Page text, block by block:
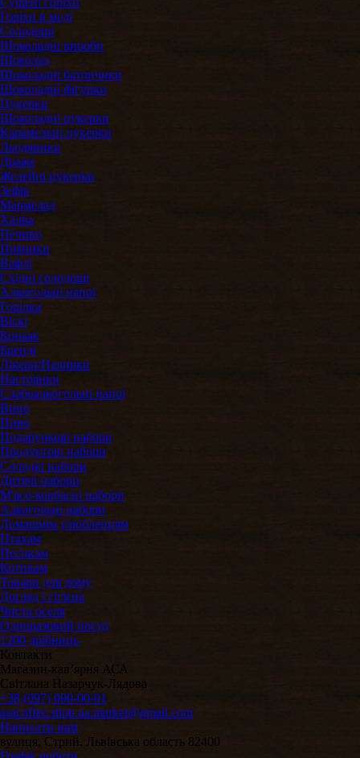
Горіхи в меді
Солодощі
Шоколадні вироби
Шоколад
Шоколадні батончики
Шоколадні фігурки
Цукерки
Шоколадні цукерки
Карамельні цукерки
Льодяники
Драже
Желейні цукерки
Зефір
Мармелад
Халва
Печиво
Пряники
Вафлі
Східні солодощі
Алкогольні напої
Горілка
Віскі
Коньяк
Бренді
Лікери/Наливки
Настоянки
Слабоалкогольні напої
Вино
Пиво
Подарункові набори
Продуктові набори
Солодкі набори
Дитячі набори
М'ясо-ковбасні набори
Алкогольні набори
Домашнім улюбленцям
Птахам
Песикам
Котикам
Товари для дому
Догляд і гігієна
Чиста оселя
Одноразовий посуд
1200 дрібниць
Контакти
Магазин-кавʼярня АСА
Світлана Назарчук-Лядова
+38 (097) 000-00-01
asacoffee.shop.ua.market@gmail.com
Написати нам
вулиця, Стрий, Львівська область 82400